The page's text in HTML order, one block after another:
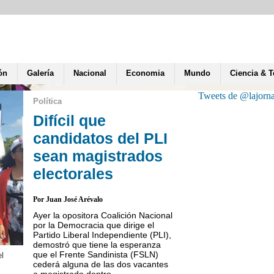
Galería Nacional Economia Mundo Ciencia &
Política
Difícil que
candidatos del PLI
sean magistrados
electorales
Por Juan José Arévalo
Ayer la opositora Coalición Nacional
por la Democracia que dirige el
Partido Liberal Independiente (PLI),
demostró que tiene la esperanza
que el Frente Sandinista (FSLN)
cederá alguna de las dos vacantes
Wilfredo Navarro,
Especial Constitucional,
Tweets de